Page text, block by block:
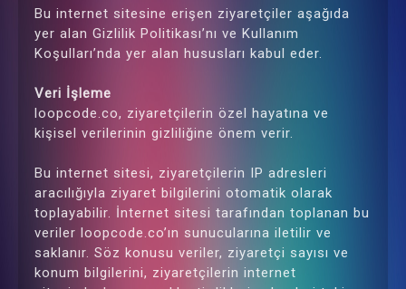
Bu internet sitesine erişen ziyaretçiler aşağıda
yer alan Gizlilik Politikası’nı ve Kullanım
Koşulları’nda yer alan hususları kabul eder.
Veri İşleme
loopcode.co, ziyaretçilerin özel hayatına ve
kişisel verilerinin gizliliğine önem verir.
Bu internet sitesi, ziyaretçilerin IP adresleri
aracılığıyla ziyaret bilgilerini otomatik olarak
toplayabilir. İnternet sitesi tarafından toplanan bu
veriler loopcode.co’ın sunucularına iletilir ve
saklanır. Söz konusu veriler, ziyaretçi sayısı ve
konum bilgilerini, ziyaretçilerin internet